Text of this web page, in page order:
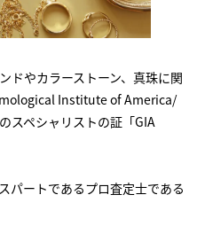
ドやカラーストーン、真珠に関
Institute of America/
スペシャリストの証「GIA
パートであるプロ査定士である